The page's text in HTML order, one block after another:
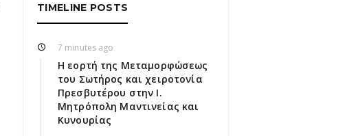
TIMELINE POSTS
7 minutes ago
Η εορτή της Μεταμορφώσεως
του Σωτήρος και χειροτονία
Πρεσβυτέρου στην Ι.
Μητρόπολη Μαντινείας και
Κυνουρίας